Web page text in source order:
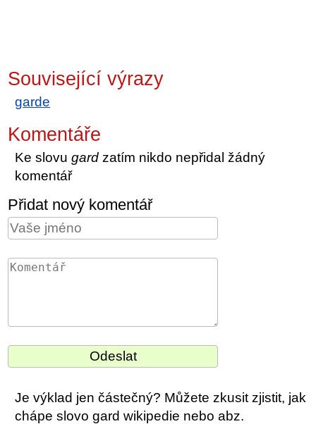
Související výrazy
garde
Komentáře
Ke slovugard zatím nikdo nepřidal žádný
komentář
Přidat nový komentář
Je výklad jen částečný? Můžete zkusit zjistit, jak
chápe slovo gard wikipedie nebo abz.